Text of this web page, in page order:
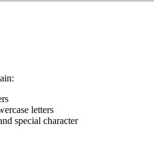
letters
special character